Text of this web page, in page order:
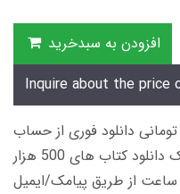
افزودن به سبدخرید
Inquire about the price
کتاب های 600 هزار تومانی دانلود فوری از حساب
کاربری می باشد، و زمان تحویل لینک دانلود کتاب های 500 هزار